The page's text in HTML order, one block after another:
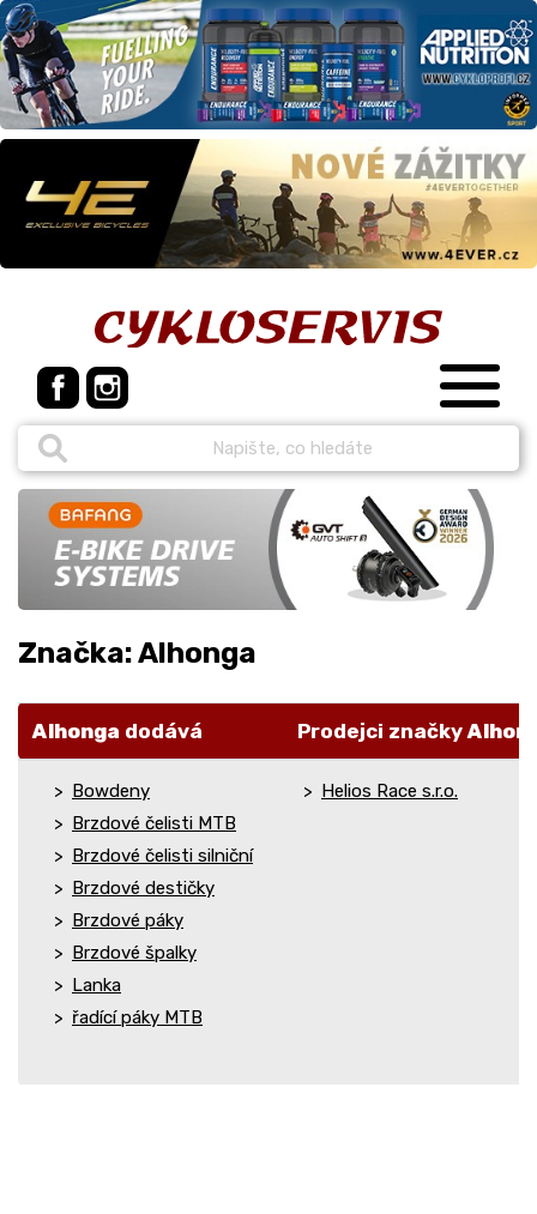
Značka: Alhonga
Alhonga dodává Prodejci značky
Bowdeny
Brzdové čelisti MTB
Brzdové čelisti silniční
Brzdové destičky
Brzdové páky
Brzdové špalky
Lanka
řadící páky MTB
Helios Race s.r.o.